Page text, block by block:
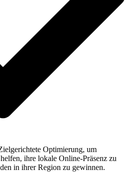
Optimierung, um
ihre lokale Online-Präsenz zu
in ihrer Region zu gewinnen.